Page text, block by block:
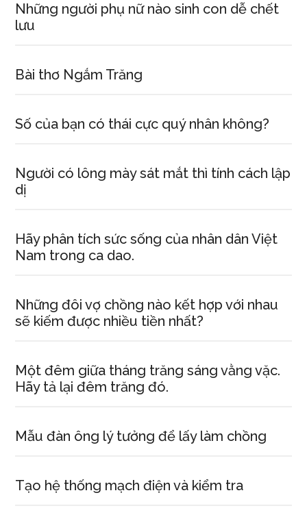
Những người phụ nữ nào sinh con dễ chết
lưu
Bài thơ Ngắm Trăng
Số của bạn có thái cực quý nhân không?
Người có lông mày sát mắt thì tính cách lập
dị
Hãy phân tích sức sống của nhân dân Việt
Nam trong ca dao.
Những đôi vợ chồng nào kết hợp với nhau
sẽ kiếm được nhiều tiền nhất?
Một đêm giữa tháng trăng sáng vằng vặc.
Hãy tả lại đêm trăng đó.
Mẫu đàn ông lý tưởng để lấy làm chồng
Tạo hệ thống mạch điện và kiểm tra